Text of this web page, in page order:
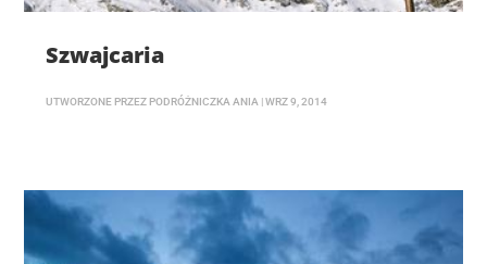
Szwajcaria
UTWORZONE PRZEZ PODRÓŻNICZKA ANIA |WRZ 9, 2014